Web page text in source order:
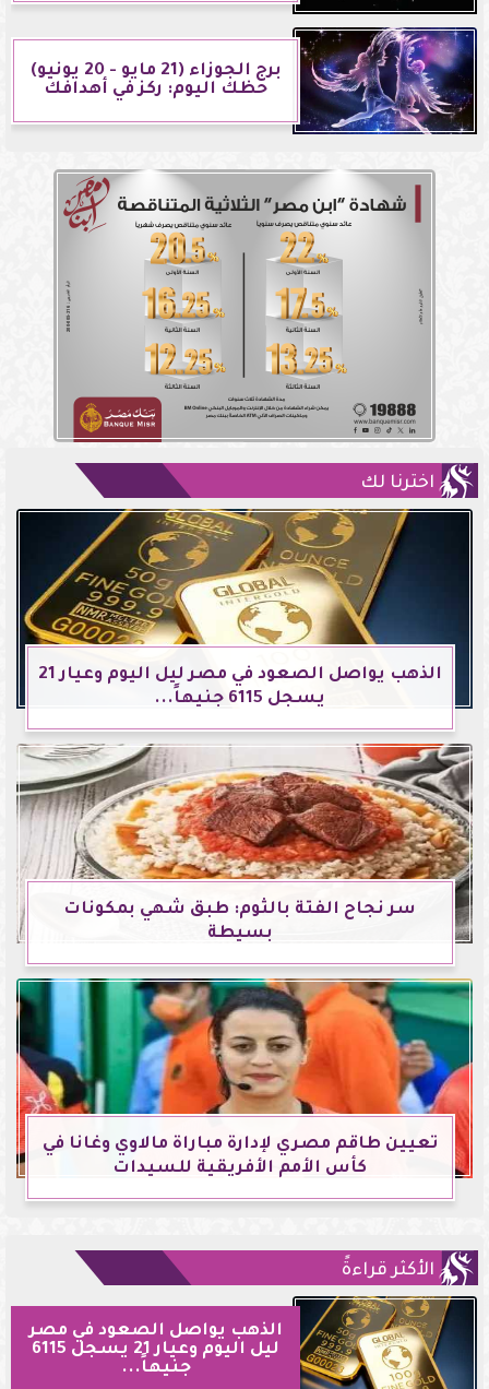
برج الجوزاء (21 مايو - 20 يونيو)
حظك اليوم: ركز في أهدافك
اخترنا لك
الذهب يواصل الصعود في مصر ليل اليوم وعيار 21
يسجل 6115 جنيهاً...
سر نجاح الفتة بالثوم: طبق شهي بمكونات
بسيطة
تعيين طاقم مصري لإدارة مباراة مالاوي وغانا في
كأس الأمم الأفريقية للسيدات
الأكثر قراءةً
الذهب يواصل الصعود في مصر
ليل اليوم وعيار 21 يسجل 6115
جنيهاً...